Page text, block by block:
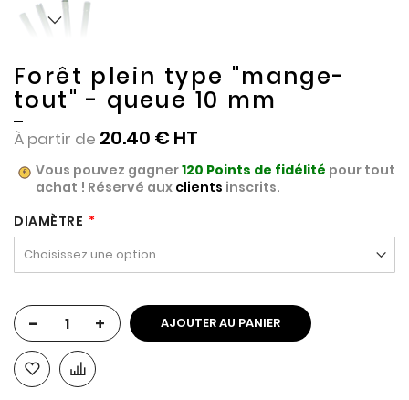
Forêt plein type "mange-
tout" - queue 10 mm
À partir de 20.40 €
Vous pouvez gagner120 Points de fidélité pour tout
achat ! Réservé aux clients inscrits.
DIAMÈTRE
- + AJOUTER AU PANIER